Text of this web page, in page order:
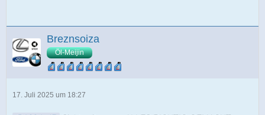
Breznsoiza
Öl-Meijin
17. Juli 2025 um 18:27